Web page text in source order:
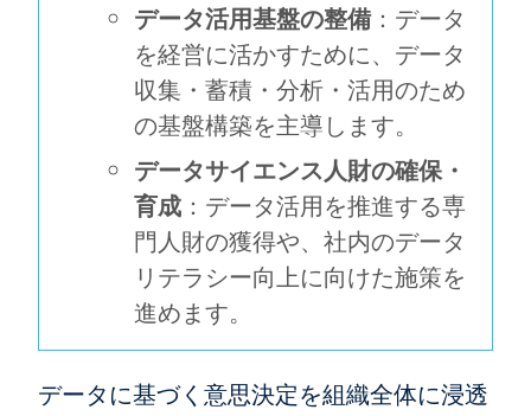
データ活用基盤の整備：データ
を経営に活かすために、データ
収集・蓄積・分析・活用のため
の基盤構築を主導します。
データサイエンス人財の確保・
育成 ：データ活用を推進する専
門人財の獲得や、社内のデータ
リテラシー向上に向けた施策を
進めます。
データに基づく意思決定を組織全体に浸透